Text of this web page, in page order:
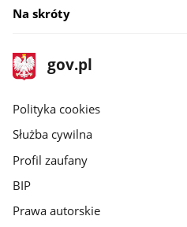
Na skróty
stopka
gov.pl
Strona
gov.pl
gov.pl
Polityka cookies
Służba cywilna
Profil zaufany
BIP
Prawa autorskie